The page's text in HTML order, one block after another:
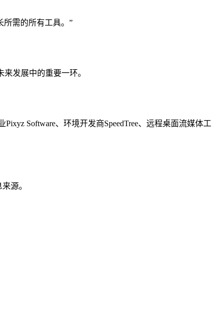
所需的所有工具。”
发展中的重要一环。
Software、环境开发商SpeedTree、远程桌面流媒体工
源。